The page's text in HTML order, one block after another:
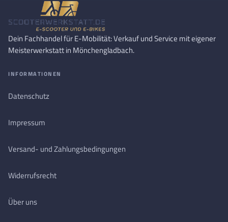
Dein Fachhandel für E-Mobilität: Verkauf und Service mit eigener
Meisterwerkstatt in Mönchengladbach.
INFORMATIONEN
Datenschutz
Impressum
Versand- und Zahlungsbedingungen
Widerrufsrecht
Über uns